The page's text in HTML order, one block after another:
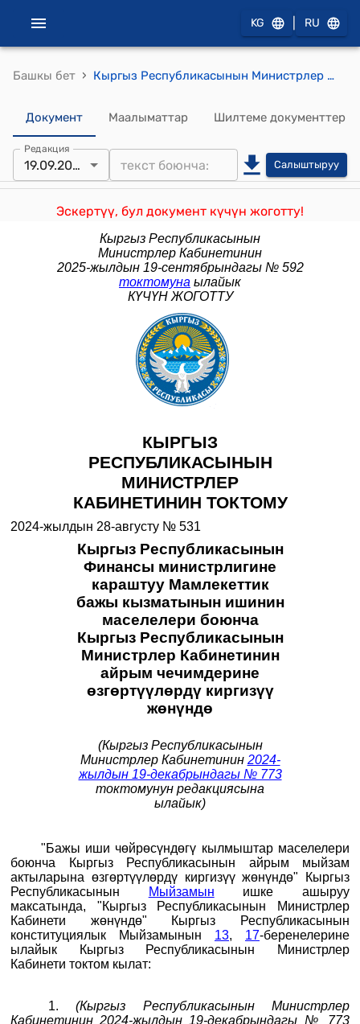
KG RU
Башкы бет › Кыргыз Республикасынын Министрлер Кабинетинин 2024-жылдын 28-августундагы № 531 "Кыргыз Республикасынын Финансы министрлигине караштуу Мамлекеттик бажы кызматынын ишинин маселелери боюнча Кыргыз Республикасынын Министрлер Кабинетинин айрым чечимдерине өзгөртүүлөрдү киргизүү жөнүндө" токтому
Документ Маалыматтар Шилтеме документтер
Редакция
19.09.2025 Салыштыруу
Эскертүү, бул документ күчүн жоготту!